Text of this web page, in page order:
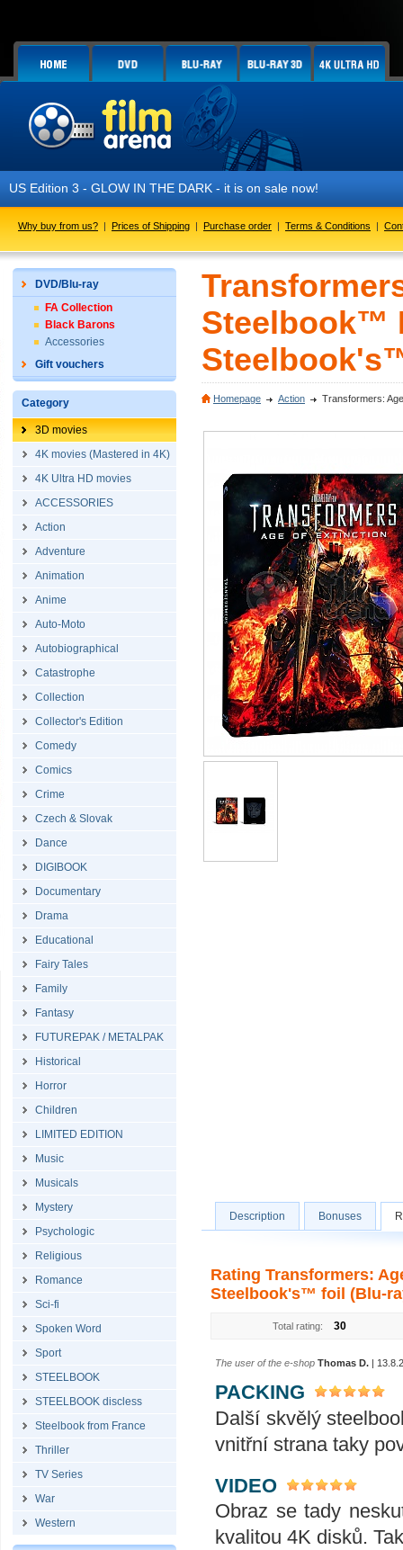
GLOW IN THE DARK - it is on sale now!
Why buy from us? | Prices of Shipping | Purchase order | Terms & Conditions |
DVD/Blu-ray
FA Collection
Black Barons
Accessories
Gift vouchers
Category
3D movies
4K movies (Mastered in 4K)
4K Ultra HD movies
ACCESSORIES
Action
Adventure
Animation
Anime
Auto-Moto
Autobiographical
Catastrophe
Collection
Collector's Edition
Comedy
Comics
Crime
Czech & Slovak
Dance
DIGIBOOK
Documentary
Drama
Educational
Fairy Tales
Family
Fantasy
FUTUREPAK / METALPAK
Historical
Horror
Children
LIMITED EDITION
Music
Musicals
Mystery
Psychologic
Religious
Romance
Sci-fi
Spoken Word
Sport
STEELBOOK
STEELBOOK discless
Steelbook from France
Thriller
TV Series
War
Western
Steelbook™
Homepage Action Transformers:
Description Bonuses
Rating Transformers:
Steelbook's™ foil (Blu-
Total rating: 30
The user of the e-shop Thomas D. |
PACKING
Další skvělý
vnitřní strana taky
VIDEO
Obraz se tady
kvalitou 4K disků.